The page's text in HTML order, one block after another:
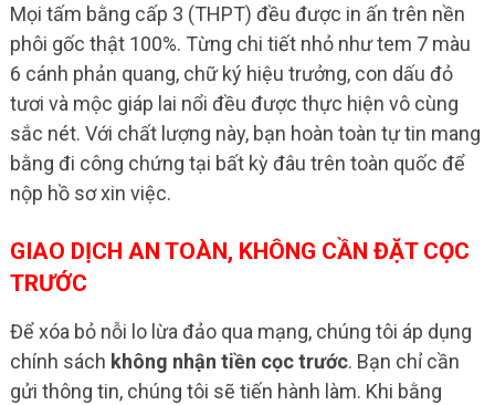
Mọi tấm bằng cấp 3 (THPT) đều được in ấn trên nền
phôi gốc thật 100%. Từng chi tiết nhỏ như tem 7 màu
6 cánh phản quang, chữ ký hiệu trưởng, con dấu đỏ
tươi và mộc giáp lai nổi đều được thực hiện vô cùng
sắc nét. Với chất lượng này, bạn hoàn toàn tự tin mang
bằng đi công chứng tại bất kỳ đâu trên toàn quốc để
nộp hồ sơ xin việc.
GIAO DỊCH AN TOÀN, KHÔNG CẦN ĐẶT CỌC
TRƯỚC
Để xóa bỏ nỗi lo lừa đảo qua mạng, chúng tôi áp dụng
chính sách không nhận tiền cọc trước. Bạn chỉ cần
gửi thông tin, chúng tôi sẽ tiến hành làm. Khi bằng